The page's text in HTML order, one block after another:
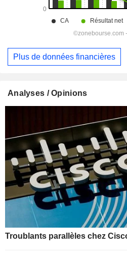
Plus de données financières
Analyses / Opinions
Troublants parallèles chez